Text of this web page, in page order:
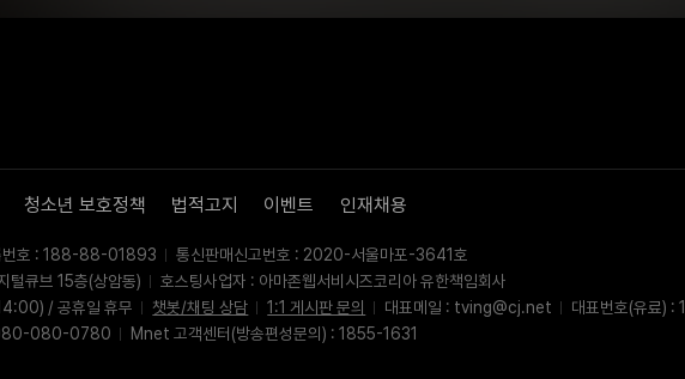
청소년 보호정책 법적고지 이벤트 인재채용
번호 : 188-88-01893
통신판매신고번호 : 2020-서울마포-3641호
털큐브 15층(상암동)
호스팅사업자 : 아마존웹서비시즈코리아 유한책임회사
/ 공휴일 휴무
챗봇/채팅 상담 1:1 게시판 문의 대표메일 : tving@cj.net
대표번호(유료)
: 080-080-0780
Mnet 고객센터(방송편성문의) : 1855-1631